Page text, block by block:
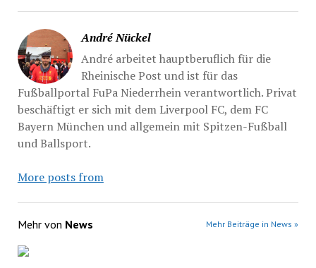
André Nückel
André arbeitet hauptberuflich für die
Rheinische Post und ist für das
Fußballportal FuPa Niederrhein verantwortlich. Privat
beschäftigt er sich mit dem Liverpool FC, dem FC
Bayern München und allgemein mit Spitzen-Fußball
und Ballsport.
More posts from
Mehr von News Mehr Beiträge in News »